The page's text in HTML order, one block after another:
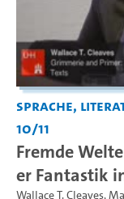
Sprache,
10/11
Fremde
er Fantastik
Wallace T. Cleaves,